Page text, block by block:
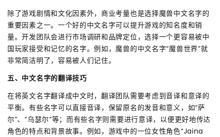
除了游戏剧情和文化因素外，商业考量也是选择魔兽中文名字的
重要因素之一。一个好的中文名字可以提升游戏的知名度和销
量。开发团队会进行市场调研和品牌定位，选择一个更容易被中
国玩家接受和记忆的名字。例如，魔兽的中文名字“魔兽世界”就
非常简洁明了，容易被人们记住。
五、中文名字的翻译技巧
在将英文名字翻译成中文时，翻译团队需要考虑到音译和意译的
平衡。有些名字可以直接音译，保留原名的发音和意义，如“萨
尔”、“乌瑟尔”等；而有些名字则需要进行意译，以便更好地传达
角色的特点和背景故事。例如，游戏中的一位女性角色“Jaina